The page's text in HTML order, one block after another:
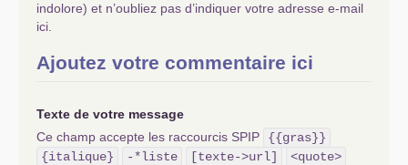
indolore) et n’oubliez pas d’indiquer votre adresse e-mail
ici.
Ajoutez votre commentaire ici
Texte de votre message
Ce champ accepte les raccourcis SPIP
{{gras}}
{italique}
-*liste [texte->url]
<quote>